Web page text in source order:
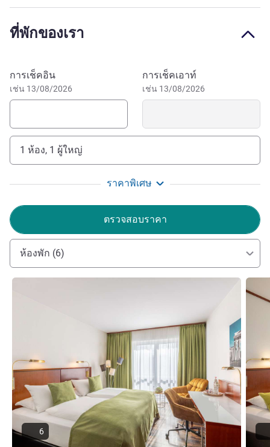
Welcome to Bad Oeynhausen (the city without steps)
located on the edge of the Wiehen Mountains. The town
impresses with a large number of tourist highlights such
The thermal springs in Bad Oeynhausen were discovered in
the mid-19th Century. Since then, people have flocked to
the city from far and wide; every year the spa town sees
inhabitants.
Welcome to Bad Oeynhausen! Please note that due to
Steffen Buschmann ฝ่ายบริหารโรงแรม
ที่พักของเรา
จองโรงแรมนี้
การเช็คอิน
เช่น 13/08/2026
การเช็คเอาท์
เช่น 13/08/2026
1 ห้อง, 1 ผู้ใหญ่
ราคาพิเศษ
ตรวจสอบราคา
ห้องพัก (6)
ดูรายละเอียด
6
ดูราย